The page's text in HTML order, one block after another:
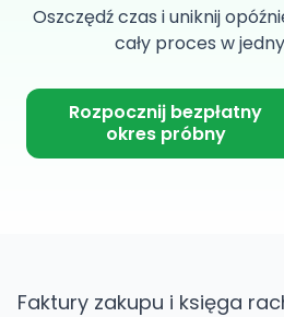
Oszczędź czas i uniknij
cały proces w
Rozpocznij bezpłatny
okres próbny
Faktury zakupu i księga